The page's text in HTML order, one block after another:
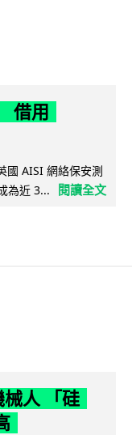
借用
國 AISI 網絡保安測
為近 3...
閱讀全文
人 「硅